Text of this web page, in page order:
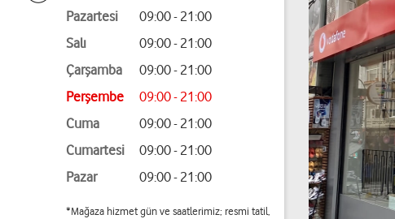
Pazartesi
09:00 - 21:00
Salı
09:00 - 21:00
Çarşamba
09:00 - 21:00
Perşembe
09:00 - 21:00
Cuma
09:00 - 21:00
Cumartesi
09:00 - 21:00
Pazar
09:00 - 21:00
*Mağaza hizmet gün ve saatlerimiz; resmi tatil,